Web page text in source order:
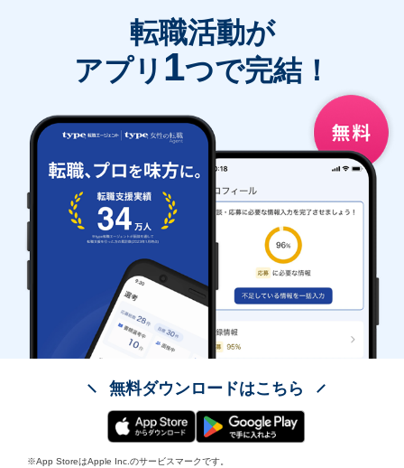
転職活動が
アプリ 1つで完結！
無料ダウンロードはこちら
※App StoreはApple Inc.のサービスマークです。